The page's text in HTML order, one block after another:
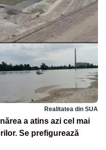
Realitatea din SUA
a atins azi cel mai
Se prefigurează